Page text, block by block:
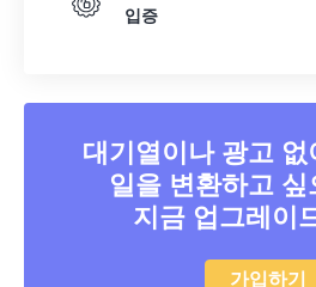
입증
대기열이나 광고
일을 변환하고 싶
지금 업그레이
가입하기